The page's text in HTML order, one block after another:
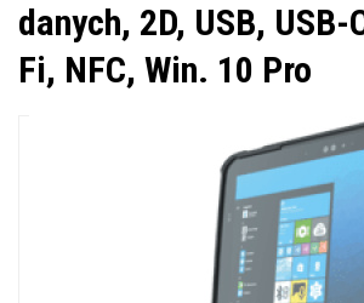
danych, 2D, USB, USB-
Fi, NFC, Win. 10 Pro